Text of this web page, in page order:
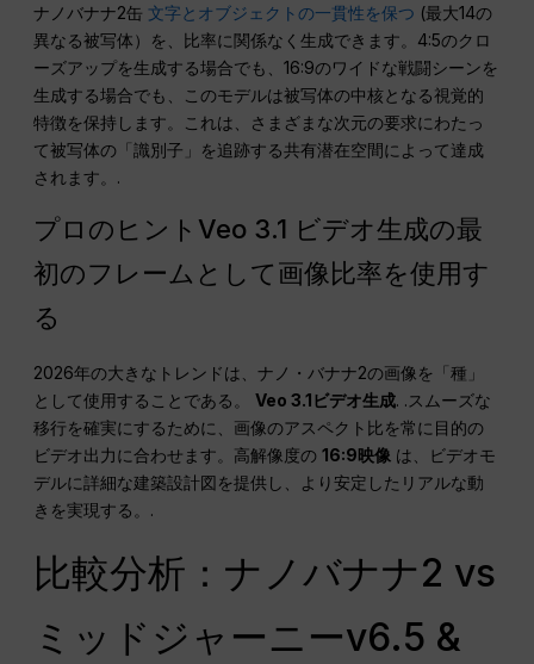
ナノバナナ2缶 文字とオブジェクトの一貫性を保つ (最大14の
異なる被写体）を、比率に関係なく生成できます。4:5のクロ
ーズアップを生成する場合でも、16:9のワイドな戦闘シーンを
生成する場合でも、このモデルは被写体の中核となる視覚的
特徴を保持します。これは、さまざまな次元の要求にわたっ
て被写体の「識別子」を追跡する共有潜在空間によって達成
されます。.
プロのヒントVeo 3.1 ビデオ生成の最
初のフレームとして画像比率を使用す
る
2026年の大きなトレンドは、ナノ・バナナ2の画像を「種」
として使用することである。Veo 3.1ビデオ生成. .スムーズな
移行を確実にするために、画像のアスペクト比を常に目的の
ビデオ出力に合わせます。高解像度の16:9映像 は、ビデオモ
デルに詳細な建築設計図を提供し、より安定したリアルな動
きを実現する。.
比較分析：ナノバナナ2 vs
ミッドジャーニーv6.5 &